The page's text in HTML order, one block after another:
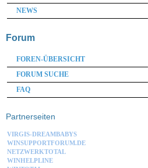
NEWS
Forum
FOREN-ÜBERSICHT
FORUM SUCHE
FAQ
Partnerseiten
VIRGIS-DREAMBABYS
WINSUPPORTFORUM.DE
NETZWERKTOTAL
WINHELPLINE